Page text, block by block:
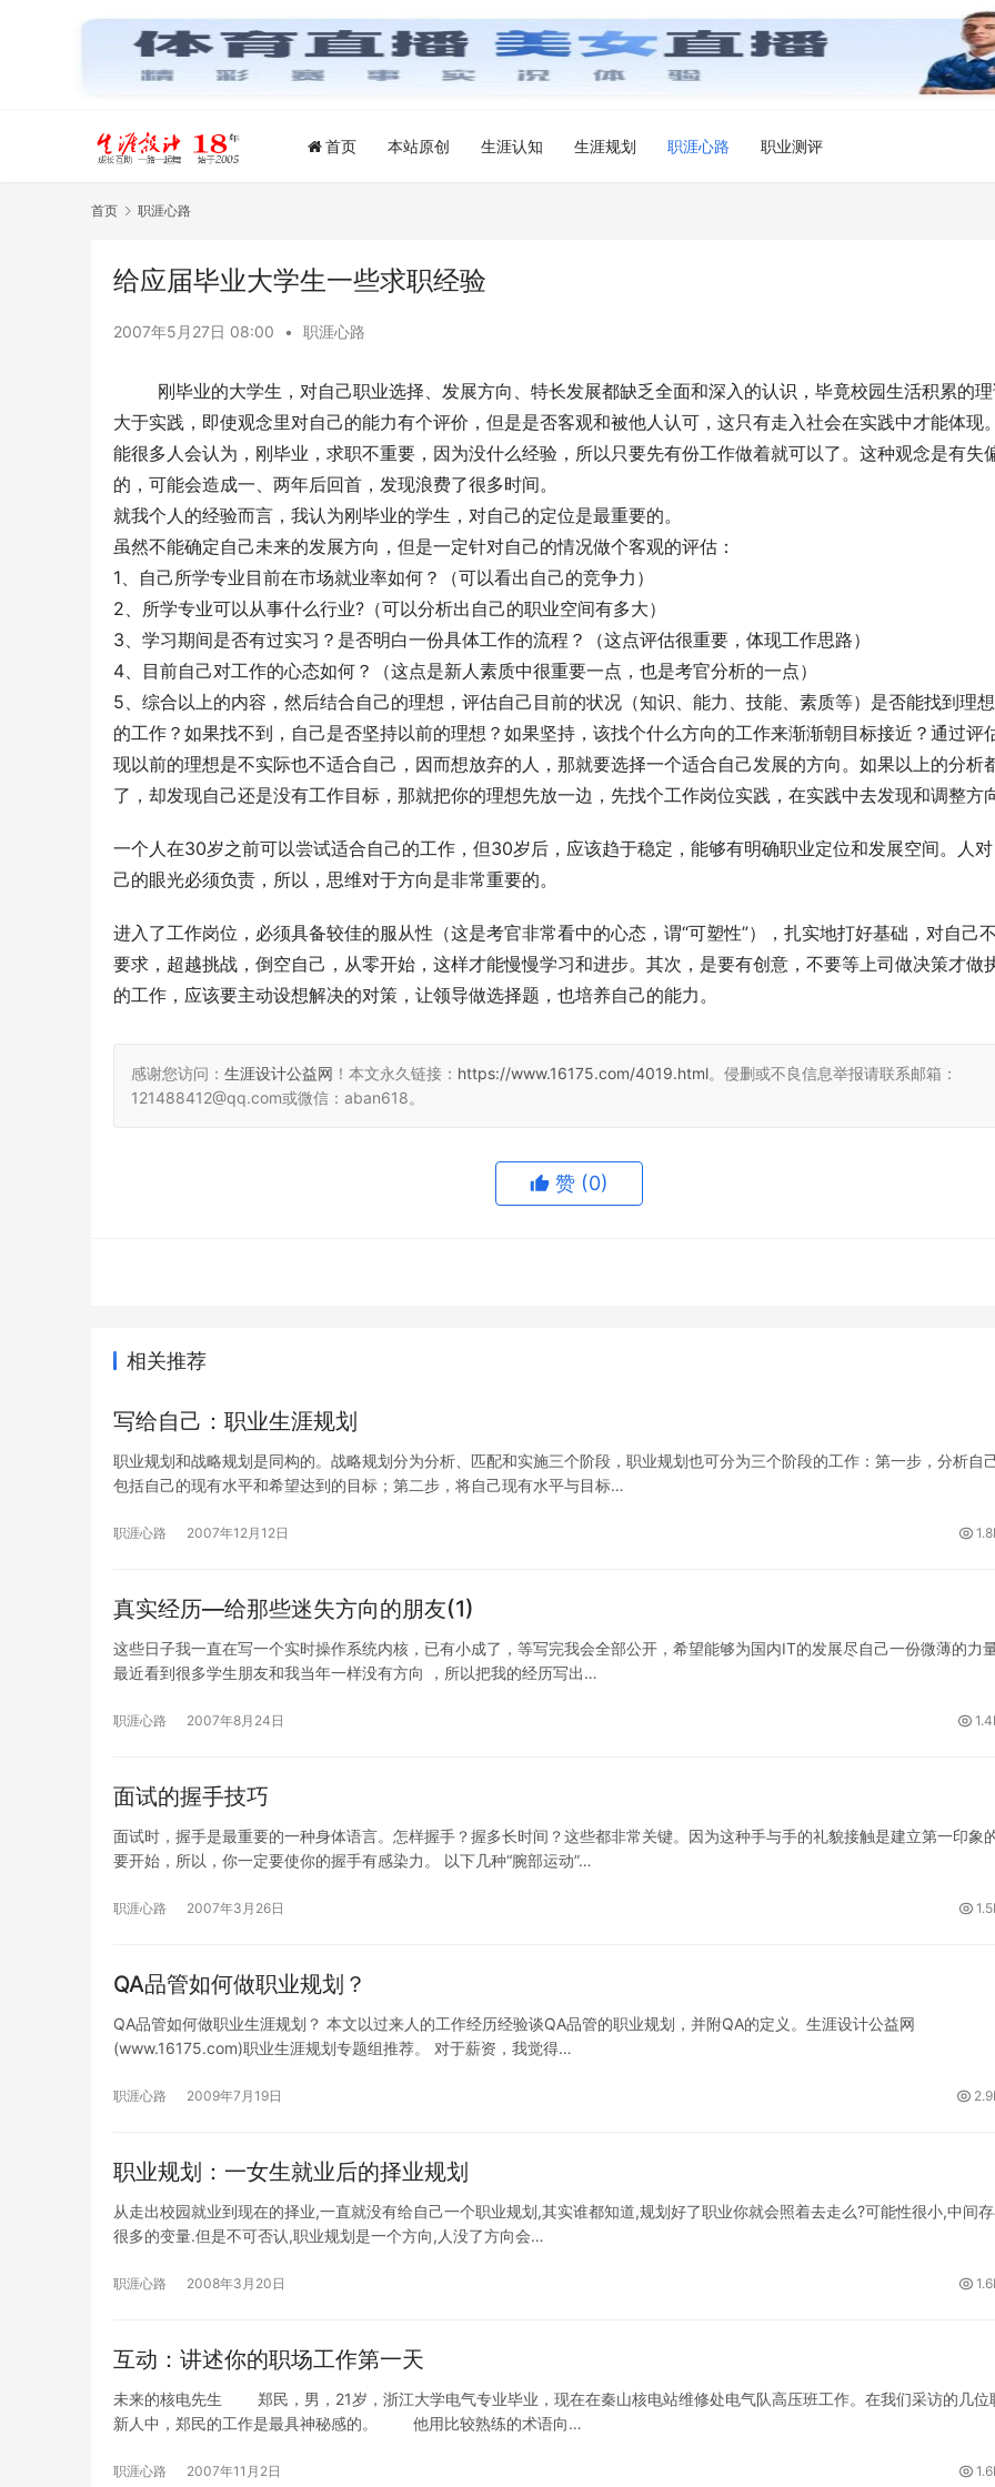
首页 本站原创 生涯认知 生涯规划 职涯心路 职业测评
首页 职涯心路
给应届毕业大学生一些求职经验
2007年5月27日 08:00 • 职涯心路
刚毕业的大学生，对自己职业选择、发展方向、特长发展都缺乏全面和深入的认识，毕竟校园生活积累的
大于实践，即使观念里对自己的能力有个评价，但是是否客观和被他人认可，这只有走入社会在实践中才能体现
能很多人会认为，刚毕业，求职不重要，因为没什么经验，所以只要先有份工作做着就可以了。这种观念是有失
的，可能会造成一、两年后回首，发现浪费了很多时间。
就我个人的经验而言，我认为刚毕业的学生，对自己的定位是最重要的。
虽然不能确定自己未来的发展方向，但是一定针对自己的情况做个客观的评估：
1、自己所学专业目前在市场就业率如何？（可以看出自己的竞争力）
2、所学专业可以从事什么行业?（可以分析出自己的职业空间有多大）
3、学习期间是否有过实习？是否明白一份具体工作的流程？（这点评估很重要，体现工作思路）
4、目前自己对工作的心态如何？（这点是新人素质中很重要一点，也是考官分析的一点）
5、综合以上的内容，然后结合自己的理想，评估自己目前的状况（知识、能力、技能、素质等）是否能找到理
的工作？如果找不到，自己是否坚持以前的理想？如果坚持，该找个什么方向的工作来渐渐朝目标接近？通过评
现以前的理想是不实际也不适合自己，因而想放弃的人，那就要选择一个适合自己发展的方向。如果以上的分析
一个人在30岁之前可以尝试适合自己的工作，但30岁后，应该趋于稳定，能够有明确职业定位和发展空间。人
己的眼光必须负责，所以，思维对于方向是非常重要的。
进入了工作岗位，必须具备较佳的服从性（这是考官非常看中的心态，谓“可塑性”），扎实地打好基础，对自己
要求，超越挑战，倒空自己，从零开始，这样才能慢慢学习和进步。其次，是要有创意，不要等上司做决策才做
的工作，应该要主动设想解决的对策，让领导做选择题，也培养自己的能力。
感谢您访问： 生涯设计公益网 ！本文永久链接： https://www.16175.com/4019.html。侵删或不良信息举报请联系邮箱：
121488412@qq.com或微信：aban618。
赞 (0)
相关推荐
写给自己：职业生涯规划
职业规划和战略规划是同构的。战略规划分为分析、匹配和实施三个阶段，职业规划也可分为三个阶段的工作：第一步，分析自
包括自己的现有水平和希望达到的目标；第二步，将自己现有水平与目标…
职涯心路 2007年12月12日
真实经历—给那些迷失方向的朋友(1)
这些日子我一直在写一个实时操作系统内核，已有小成了，等写完我会全部公开，希望能够为国内IT的发展尽自己一份微薄的力
最近看到很多学生朋友和我当年一样没有方向 ，所以把我的经历写出…
职涯心路 2007年8月24日
面试的握手技巧
面试时，握手是最重要的一种身体语言。怎样握手？握多长时间？这些都非常关键。因为这种手与手的礼貌接触是建立第一印象
要开始，所以，你一定要使你的握手有感染力。 以下几种“腕部运动”…
职涯心路 2007年3月26日
QA品管如何做职业规划？
QA品管如何做职业生涯规划？ 本文以过来人的工作经历经验谈QA品管的职业规划，并附QA的定义。生涯设计公益网
(www.16175.com)职业生涯规划专题组推荐。 对于薪资，我觉得…
职涯心路 2009年7月19日
职业规划：一女生就业后的择业规划
从走出校园就业到现在的择业,一直就没有给自己一个职业规划,其实谁都知道,规划好了职业你就会照着去走么?可能性很小,中间
很多的变量.但是不可否认,职业规划是一个方向,人没了方向会…
职涯心路 2008年3月20日
互动：讲述你的职场工作第一天
未来的核电先生 郑民，男，21岁，浙江大学电气专业毕业，现在在秦山核电站维修处电气队高压班工作。在我们采访的几位
新人中，郑民的工作是最具神秘感的。 他用比较熟练的术语向…
职涯心路 2007年11月2日